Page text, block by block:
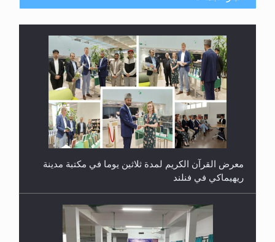
معرض القرآن الكريم لمدة ثلاثين يوما في مكتبة مدينة
ريهيماكي في فنلند